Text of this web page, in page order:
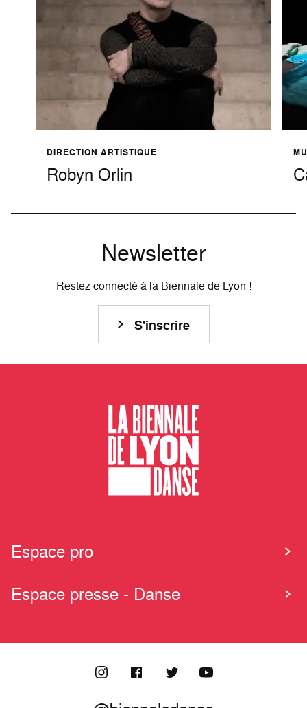
DIRECTION ARTISTIQUE
Robyn Orlin
Newsletter
Restez connecté à la Biennale de Lyon !
S'inscrire
Espace pro
Espace presse - Danse